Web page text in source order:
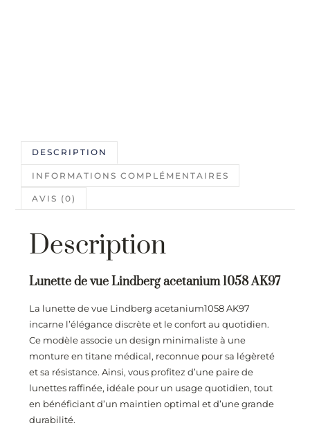
DESCRIPTION
INFORMATIONS COMPLÉMENTAIRES
AVIS (0)
Description
Lunette de vue Lindberg acetanium 1058 AK97
La lunette de vue Lindberg acetanium1058 AK97
incarne l’élégance discrète et le confort au quotidien.
Ce modèle associe un design minimaliste à une
monture en titane médical, reconnue pour sa légèreté
et sa résistance. Ainsi, vous profitez d’une paire de
lunettes raffinée, idéale pour un usage quotidien, tout
en bénéficiant d’un maintien optimal et d’une grande
durabilité.